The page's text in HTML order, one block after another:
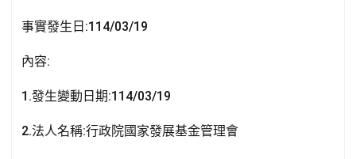
b
o
o
k
l
s
A
t
e
事實發生日:114/03/19
內容:
1.發生變動日期:114/03/19
2.法人名稱:行政院國家發展基金管理會